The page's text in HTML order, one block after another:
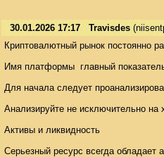
30.01.2026 17:17 Travisdes
Криптовалютный рынок постоянно
Имя платформы  главный
Для начала следует
Анализируйте не исключительно
Активы и ликвидность
Серьезный ресурс всегда